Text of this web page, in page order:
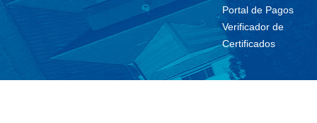
Portal de Pagos
Verificador de
Certificados